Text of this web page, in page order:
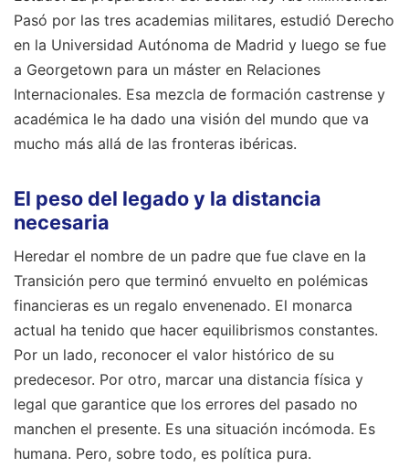
Pasó por las tres academias militares, estudió Derecho
en la Universidad Autónoma de Madrid y luego se fue
a Georgetown para un máster en Relaciones
Internacionales. Esa mezcla de formación castrense y
académica le ha dado una visión del mundo que va
mucho más allá de las fronteras ibéricas.
El peso del legado y la distancia
necesaria
Heredar el nombre de un padre que fue clave en la
Transición pero que terminó envuelto en polémicas
financieras es un regalo envenenado. El monarca
actual ha tenido que hacer equilibrismos constantes.
Por un lado, reconocer el valor histórico de su
predecesor. Por otro, marcar una distancia física y
legal que garantice que los errores del pasado no
manchen el presente. Es una situación incómoda. Es
humana. Pero, sobre todo, es política pura.